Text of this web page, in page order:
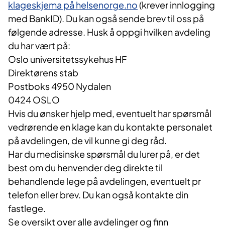
klageskjema på helsenorge.no(krever innlogging
med BankID). Du kan også sende brev til oss på
følgende adresse. Husk å oppgi hvilken avdeling
du har vært på:
Oslo universitetssykehus HF
Direktørens stab
Postboks 4950 Nydalen
0424 OSLO
Hvis du ønsker hjelp med, eventuelt har spørsmål
vedrørende en klage kan du kontakte personalet
på avdelingen, de vil kunne gi deg råd.
Har du medisinske spørsmål du lurer på, er det
best om du henvender deg direkte til
behandlende lege på avdelingen, eventuelt pr
telefon eller brev. Du kan også kontakte din
fastlege.
Se oversikt over alle avdelinger og finn